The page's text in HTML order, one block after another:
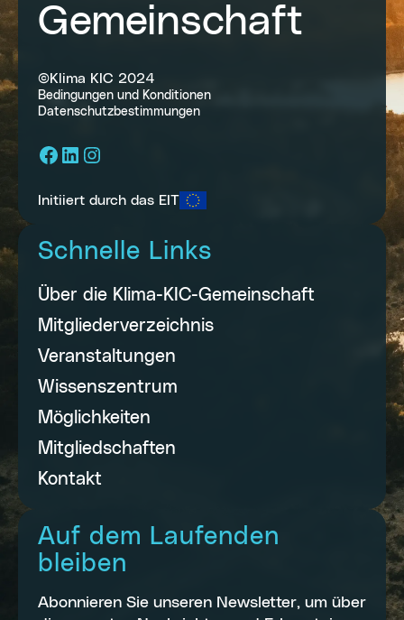
Gemeinschaft
©Klima KIC 2024
Bedingungen und Konditionen
Datenschutzbestimmungen
Facebook
LinkedIn
Instagram
Initiiert durch das EIT
Schnelle Links
Über die Klima-KIC-Gemeinschaft
Mitgliederverzeichnis
Veranstaltungen
Wissenszentrum
Möglichkeiten
Mitgliedschaften
Kontakt
Auf dem Laufenden
bleiben
Abonnieren Sie unseren Newsletter, um über